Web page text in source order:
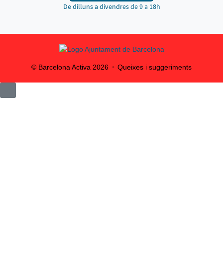
De dilluns a divendres de 9 a 18h
© Barcelona Activa 2026 Queixes i suggeriments